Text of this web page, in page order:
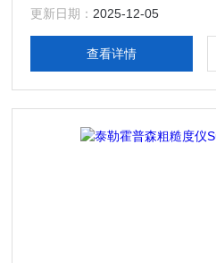
更新日期： 2025-12-05
查看详情